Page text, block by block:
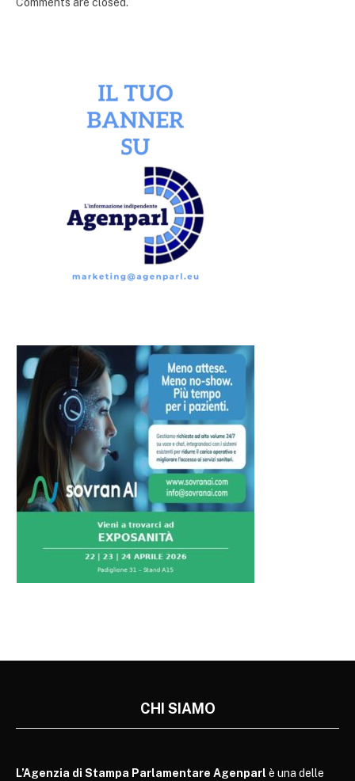
Comments are closed.
CHI SIAMO
L’Agenzia di Stampa Parlamentare Agenparl è una delle